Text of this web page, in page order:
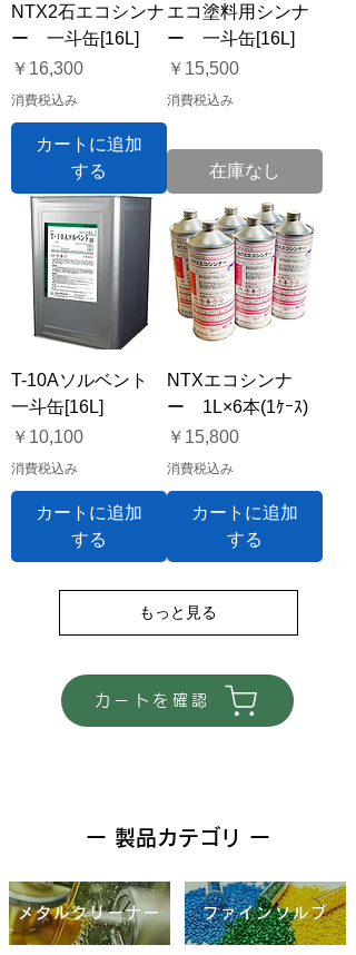
NTX2石エコシンナ
ー 一斗缶[16L]
価格
￥16,300
消費税込み
カートに追加
する
エコ塗料用シンナ
ー 一斗缶[16L]
価格
￥15,500
消費税込み
在庫なし
T-10Aソルベント
一斗缶[16L]
価格
￥10,100
消費税込み
カートに追加
する
NTXエコシンナ
ー 1L×6本(1ｹｰｽ)
価格
￥15,800
消費税込み
カートに追加
する
もっと見る
カートを確認
ー 製品カテゴリ ー
メタルクリーナー ファインソルブ